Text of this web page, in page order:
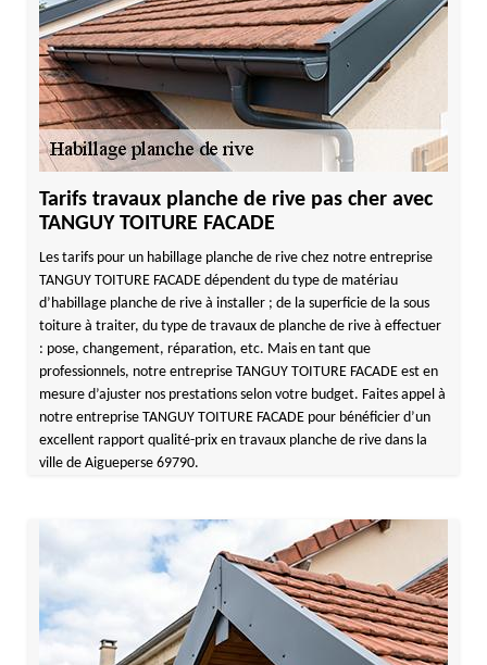
Tarifs travaux planche de rive pas cher avec
TANGUY TOITURE FACADE
Les tarifs pour un habillage planche de rive chez notre entreprise
TANGUY TOITURE FACADE dépendent du type de matériau
d’habillage planche de rive à installer ; de la superficie de la sous
toiture à traiter, du type de travaux de planche de rive à effectuer
: pose, changement, réparation, etc. Mais en tant que
professionnels, notre entreprise TANGUY TOITURE FACADE est en
mesure d’ajuster nos prestations selon votre budget. Faites appel à
notre entreprise TANGUY TOITURE FACADE pour bénéficier d’un
excellent rapport qualité-prix en travaux planche de rive dans la
ville de Aigueperse 69790.